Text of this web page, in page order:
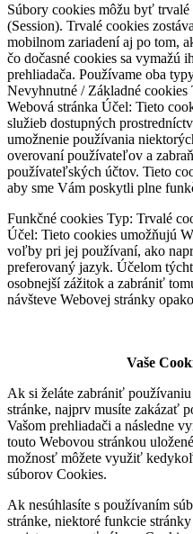
Súbory cookies môžu byť trvalé
(Session). Trvalé cookies
mobilnom zariadení aj po tom,
čo dočasné cookies sa vymažú
prehliadača. Používame oba
Nevyhnutné / Základné cookies
Webová stránka Účel: Tieto
služieb dostupných
umožnenie používania
overovaní používateľov a
používateľských účtov. Tieto
aby sme Vám poskytli plne
Funkčné cookies Typ: Trvalé
Účel: Tieto cookies umožňujú
voľby pri jej používaní, ako
preferovaný jazyk. Účelom
osobnejší zážitok a zabrániť
návšteve Webovej stránky
Vaše
Ak si želáte zabrániť
stránke, najprv musíte zakázať
Vašom prehliadači a následne
touto Webovou stránkou
možnosť môžete využiť
súborov Cookies.
Ak nesúhlasíte s používaním
stránke, niektoré funkcie